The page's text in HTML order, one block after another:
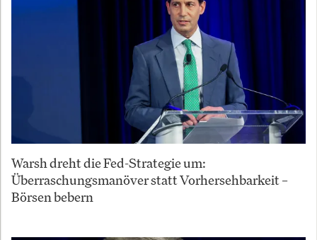
Warsh dreht die Fed-Strategie um:
Überraschungsmanöver statt Vorhersehbarkeit –
Börsen bebern